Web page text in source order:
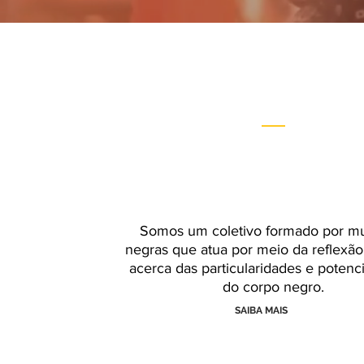
Somos um coletivo formado por
negras que atua por meio da
acerca das particularidades e
do corpo negro.
SAIBA MAIS